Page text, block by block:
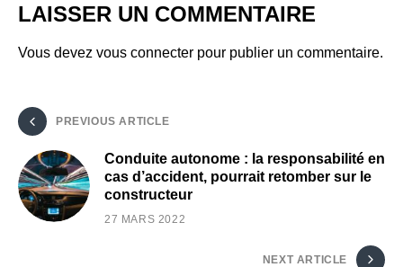
LAISSER UN COMMENTAIRE
Vous devez vous connecter pour publier un commentaire.
PREVIOUS ARTICLE
Conduite autonome : la responsabilité en
cas d’accident, pourrait retomber sur le
constructeur
27 MARS 2022
NEXT ARTICLE